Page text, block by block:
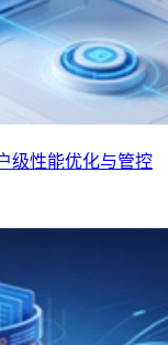
级性能优化与管控